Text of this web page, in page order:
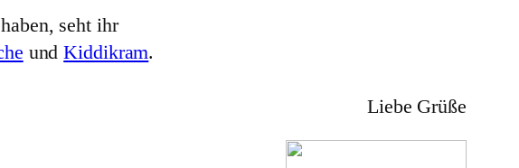
seht ihr
undKiddikram.
Liebe Grüße